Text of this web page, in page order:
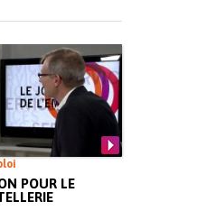
POUR LE